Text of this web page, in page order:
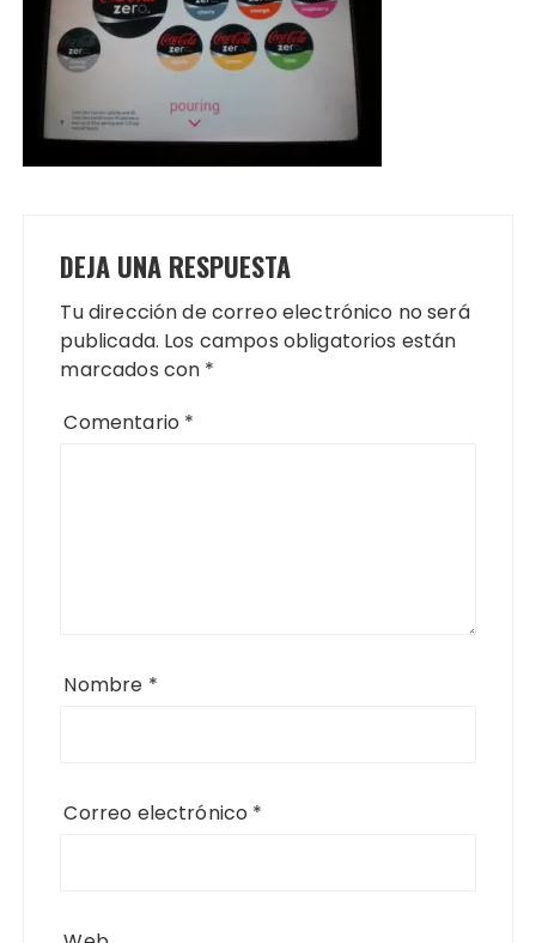
DEJA UNA RESPUESTA
Tu dirección de correo electrónico no será
publicada. Los campos obligatorios están
marcados con *
Comentario *
Nombre *
Correo electrónico *